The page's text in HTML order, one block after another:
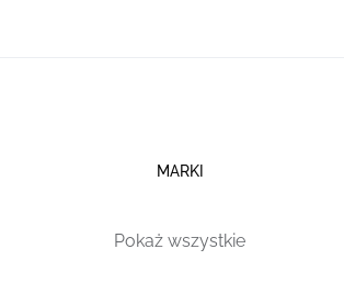
MARKI
Pokaż wszystkie